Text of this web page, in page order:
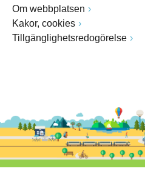
Om webbplatsen
Kakor, cookies
Tillgänglighetsredogörelse